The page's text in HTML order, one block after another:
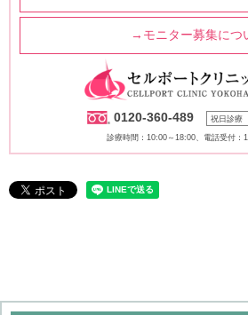
→モニター募集につ
0120-360-489
祝日診療
診療時間：10:00～18:00、電話受付：